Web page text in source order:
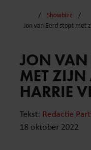
Showbizz
Jon van Eerd stopt met
JON VAN
MET ZIJN
HARRIE
Tekst: Redactie
18 oktober 2022